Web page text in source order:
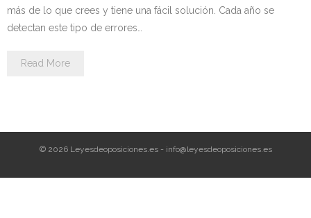
Personalidad Jurídica PROPIA
- Qué se entiende por CONSOLIDACIÓN y por
CONVOCATORIAS
más de lo que crees y tiene una fácil solución. Cada año se
detectan este tipo de errores…
Read More
© 2026 Leyesdeoposiciones.es - info@leyesdeoposiciones.es